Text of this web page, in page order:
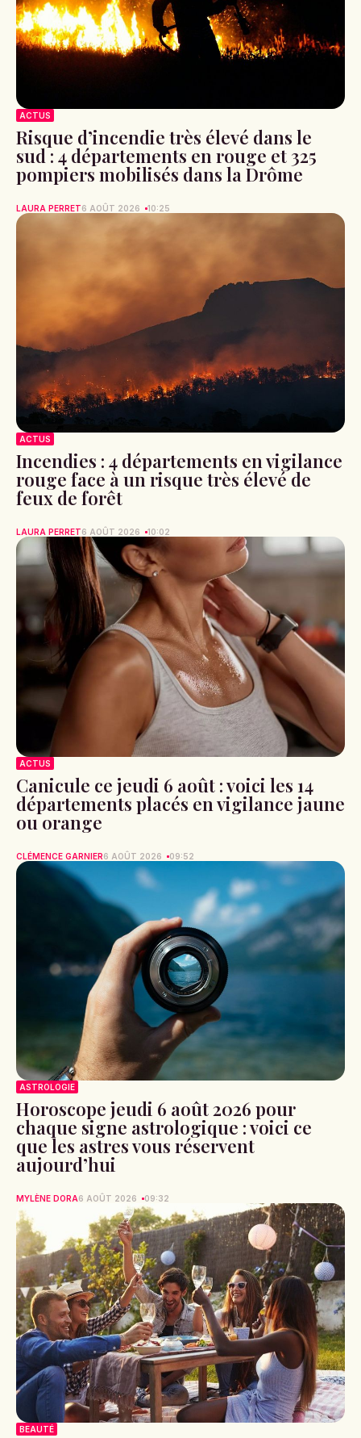
ACTUS
Risque d’incendie très élevé dans le
sud : 4 départements en rouge et 325
pompiers mobilisés dans la Drôme
LAURA PERRET6 AOÛT 2026 10:25
ACTUS
Incendies : 4 départements en vigilance
rouge face à un risque très élevé de
feux de forêt
LAURA PERRET6 AOÛT 2026 10:02
ACTUS
Canicule ce jeudi 6 août : voici les 14
départements placés en vigilance jaune
ou orange
CLÉMENCE GARNIER6 AOÛT 2026 09:52
ASTROLOGIE
Horoscope jeudi 6 août 2026 pour
chaque signe astrologique : voici ce
que les astres vous réservent
aujourd’hui
MYLÈNE DORA6 AOÛT 2026 09:32
BEAUTÉ